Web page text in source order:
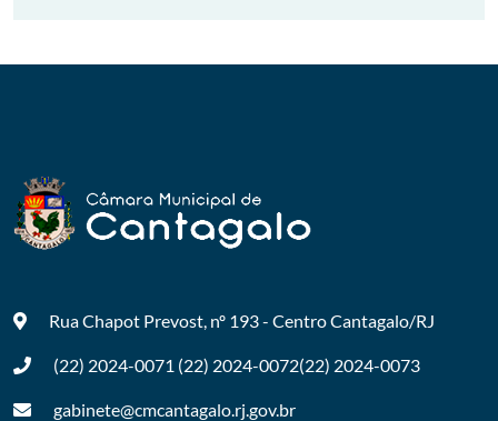
Rua Chapot Prevost, nº 193 - CentroCantagalo/RJ
(22) 2024-0071 (22) 2024-0072(22) 2024-0073
gabinete@cmcantagalo.rj.gov.br